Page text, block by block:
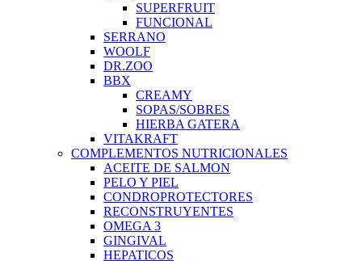
SUPERFRUIT
FUNCIONAL
SERRANO
WOOLF
DR.ZOO
BBX
CREAMY
SOPAS/SOBRES
HIERBA GATERA
VITAKRAFT
COMPLEMENTOS NUTRICIONALES
ACEITE DE SALMON
PELO Y PIEL
CONDROPROTECTORES
RECONSTRUYENTES
OMEGA 3
GINGIVAL
HEPATICOS